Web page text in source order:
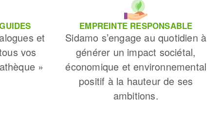
et
vos
»
EMPREINTE RESPONSABLE
Sidamo s’engage au quotidien à
générer un impact sociétal,
économique et environnemental
positif à la hauteur de ses
ambitions.